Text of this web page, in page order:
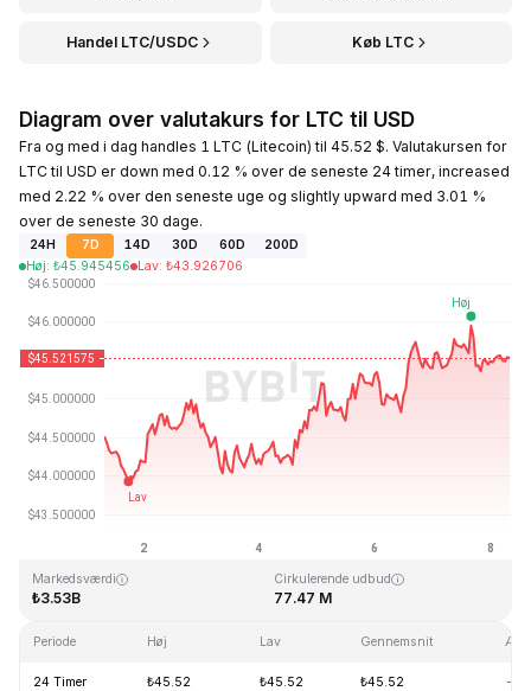
Handel LTC/USDC Køb LTC
Diagram over valutakurs for LTC til USD
Fra og med i dag handles 1 LTC (Litecoin) til 45.52 $. Valutakursen for
LTC til USD er down med 0.12 % over de seneste 24 timer, increased
med 2.22 % over den seneste uge og slightly upward med 3.01 %
over de seneste 30 dage.
24H 7D 14D 30D 60D
200D
Høj: ₺45.945456 Lav: ₺43.926706
Sidst opdateret: 2026-08-08, 07:19 GMT+0
All Time High
Markedsværdi
₺3.53B
Cirkulerende udbud
77.47 M
Periode Høj Lav Gennemsnit
24 Timer ₺45.52 ₺45.52 ₺45.52 -